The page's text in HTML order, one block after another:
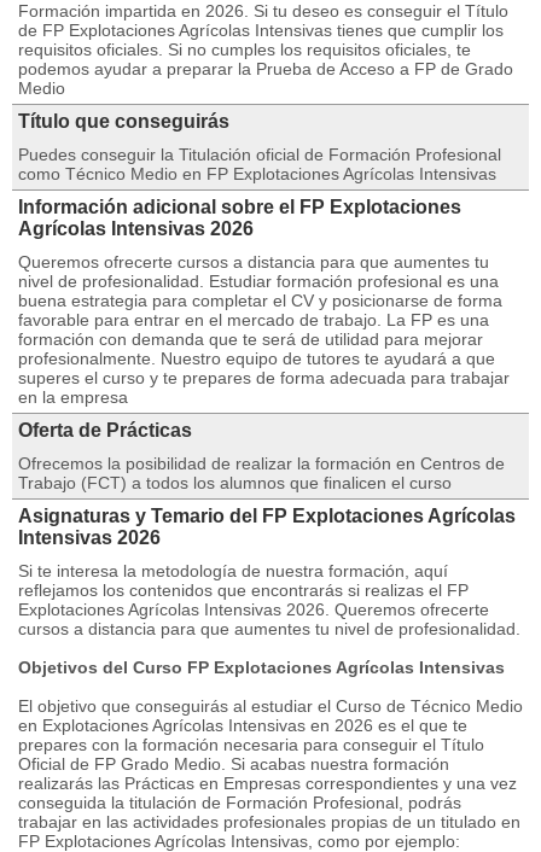
Formación impartida en 2026. Si tu deseo es conseguir el Título
de FP Explotaciones Agrícolas Intensivas tienes que cumplir los
requisitos oficiales. Si no cumples los requisitos oficiales, te
podemos ayudar a preparar la Prueba de Acceso a FP de Grado
Medio
Título que conseguirás
Puedes conseguir la Titulación oficial de Formación Profesional
como Técnico Medio en FP Explotaciones Agrícolas Intensivas
Información adicional sobre el FP Explotaciones
Agrícolas Intensivas 2026
Queremos ofrecerte cursos a distancia para que aumentes tu
nivel de profesionalidad. Estudiar formación profesional es una
buena estrategia para completar el CV y posicionarse de forma
favorable para entrar en el mercado de trabajo. La FP es una
formación con demanda que te será de utilidad para mejorar
profesionalmente. Nuestro equipo de tutores te ayudará a que
superes el curso y te prepares de forma adecuada para trabajar
en la empresa
Oferta de Prácticas
Ofrecemos la posibilidad de realizar la formación en Centros de
Trabajo (FCT) a todos los alumnos que finalicen el curso
Asignaturas y Temario del FP Explotaciones Agrícolas
Intensivas 2026
Si te interesa la metodología de nuestra formación, aquí
reflejamos los contenidos que encontrarás si realizas el FP
Explotaciones Agrícolas Intensivas 2026. Queremos ofrecerte
cursos a distancia para que aumentes tu nivel de profesionalidad.
Objetivos del Curso FP Explotaciones Agrí­colas Intensivas
El objetivo que conseguirás al estudiar el Curso de Técnico Medio
en Explotaciones Agrí­colas Intensivas en 2026 es el que te
prepares con la formación necesaria para conseguir el Título
Oficial de FP Grado Medio. Si acabas nuestra formación
realizarás las Prácticas en Empresas correspondientes y una vez
conseguida la titulación de Formación Profesional, podrás
trabajar en las actividades profesionales propias de un titulado en
FP Explotaciones Agrícolas Intensivas, como por ejemplo: